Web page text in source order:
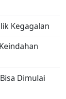
Kegagalan
Dimulai